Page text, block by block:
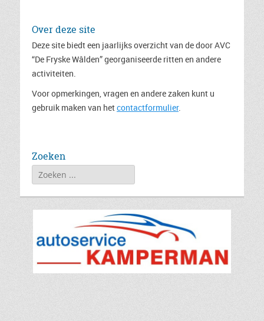
Over deze site
Deze site biedt een jaarlijks overzicht van de door AVC
“De Fryske Wâlden” georganiseerde ritten en andere
activiteiten.
Voor opmerkingen, vragen en andere zaken kunt u
gebruik maken van hetcontactformulier.
Zoeken
Zoeken
naar: